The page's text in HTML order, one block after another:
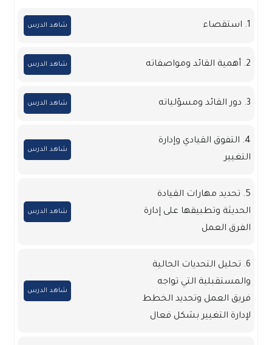
شاهد الدرس
شاهد الدرس
شاهد الدرس
4. التفوق القيادي وإدارة
التغيير
شاهد الدرس
5. تحديد مهارات القيادة
الحديثة وتطبيقها على إدارة
الفرق العمل
شاهد الدرس
6. تحليل التحديات الحالية
والمستقبلية التي تواجه
فريق العمل وتحديد الخطط
لإدارة التغيير بشكل فعال
شاهد الدرس